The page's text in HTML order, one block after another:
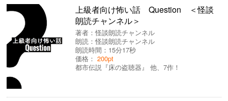
上級者向け怖い話 Question ＜怪談
朗読チャンネル＞
著者：怪談朗読チャンネル
朗読：怪談朗読チャンネル
朗読時間：15分17秒
価格：200pt
都市伝説『床の盗聴器』 他、7作！